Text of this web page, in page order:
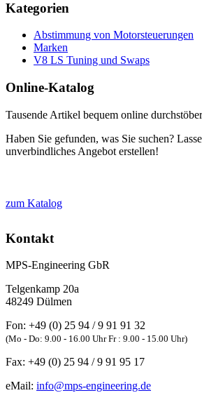
Kategorien
Abstimmung von Motorsteuerungen
Marken
V8 LS Tuning und Swaps
Online-Katalog
Tausende Artikel bequem online
Haben Sie gefunden, was Sie suchen?
unverbindliches Angebot erstellen!
zum Katalog
Kontakt
MPS-Engineering GbR
Telgenkamp 20a
48249 Dülmen
Fon: +49 (0) 25 94 / 9 91 91 32
(Mo - Do: 9.00 - 16.00 Uhr Fr : 9.00 - 15.00 Uhr)
Fax: +49 (0) 25 94 / 9 91 95 17
eMail: info@mps-engineering.de